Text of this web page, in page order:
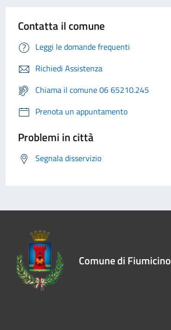
Contatta il comune
Leggi le domande frequenti
Richiedi Assistenza
Chiama il comune 06 65210.245
Prenota un appuntamento
Problemi in città
Segnala disservizio
Comune di Fiumicino